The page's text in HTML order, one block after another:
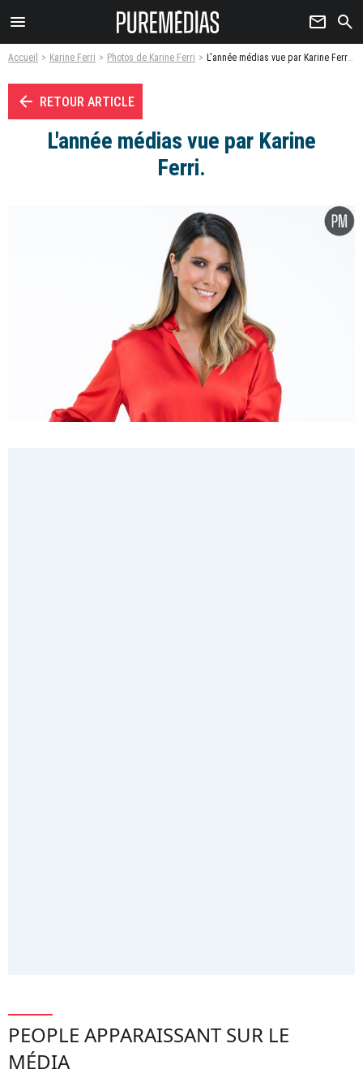
menu newsletter search
Accueil Karine Ferri Photos de Karine Ferri L'année médias vue par Karine Ferri. - Photo
arrow_left RETOUR ARTICLE
L'année médias vue par Karine
Ferri.
PEOPLE APPARAISSANT SUR LE
MÉDIA